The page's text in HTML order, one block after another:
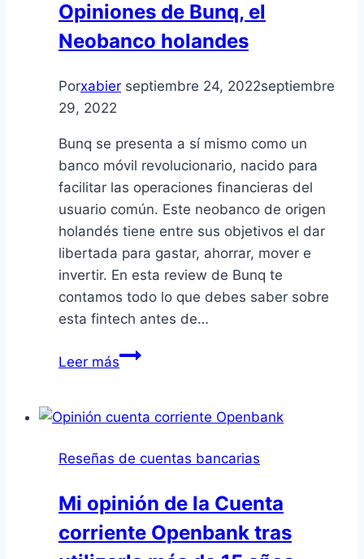
Opiniones de Bunq, el
Neobanco holandes
Porxabier septiembre 24, 2022septiembre
29, 2022
Bunq se presenta a sí mismo como un
banco móvil revolucionario, nacido para
facilitar las operaciones financieras del
usuario común. Este neobanco de origen
holandés tiene entre sus objetivos el dar
libertada para gastar, ahorrar, mover e
invertir. En esta review de Bunq te
contamos todo lo que debes saber sobre
esta fintech antes de…
Leer másOpiniones
el
holandes
Reseñas de cuentas bancarias
Mi opinión de la Cuenta
corriente Openbank tras